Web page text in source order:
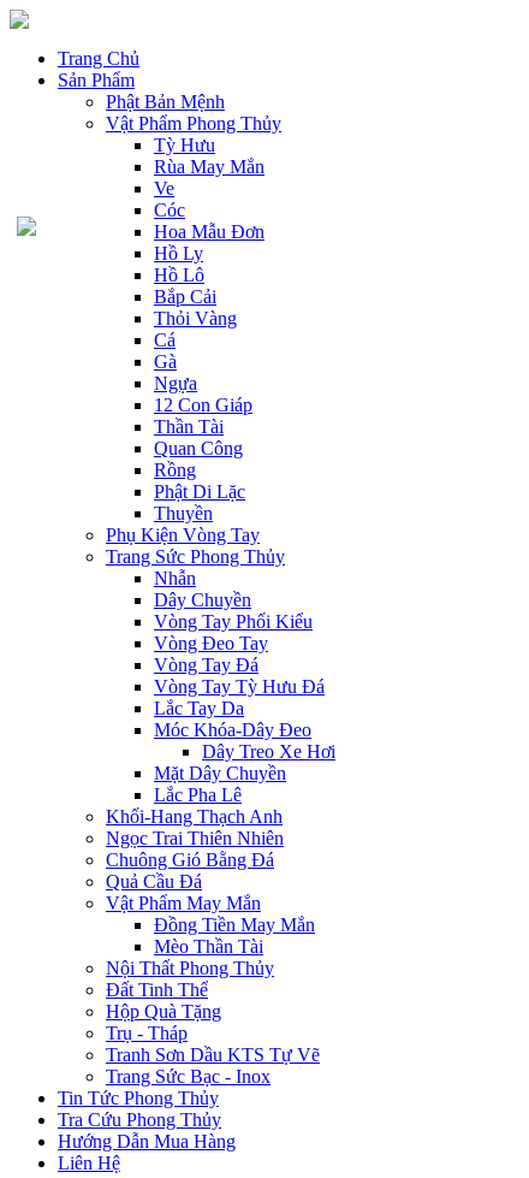
Trang Chủ
Sản Phẩm
Phật Bản Mệnh
Vật Phẩm Phong Thủy
Tỳ Hưu
Rùa May Mắn
Ve
Cóc
Hoa Mẫu Đơn
Hồ Ly
Hồ Lô
Bắp Cải
Thỏi Vàng
Cá
Gà
Ngựa
12 Con Giáp
Thần Tài
Quan Công
Rồng
Phật Di Lặc
Thuyền
Phụ Kiện Vòng Tay
Trang Sức Phong Thủy
Nhẫn
Dây Chuyền
Vòng Tay Phối Kiểu
Vòng Đeo Tay
Vòng Tay Đá
Vòng Tay Tỳ Hưu Đá
Lắc Tay Da
Móc Khóa-Dây Đeo
Dây Treo Xe Hơi
Mặt Dây Chuyền
Lắc Pha Lê
Khối-Hang Thạch Anh
Ngọc Trai Thiên Nhiên
Chuông Gió Bằng Đá
Quả Cầu Đá
Vật Phẩm May Mắn
Đồng Tiền May Mắn
Mèo Thần Tài
Nội Thất Phong Thủy
Đất Tinh Thể
Hộp Quà Tặng
Trụ - Tháp
Tranh Sơn Dầu KTS Tự Vẽ
Trang Sức Bạc - Inox
Tin Tức Phong Thủy
Tra Cứu Phong Thủy
Hướng Dẫn Mua Hàng
Liên Hệ